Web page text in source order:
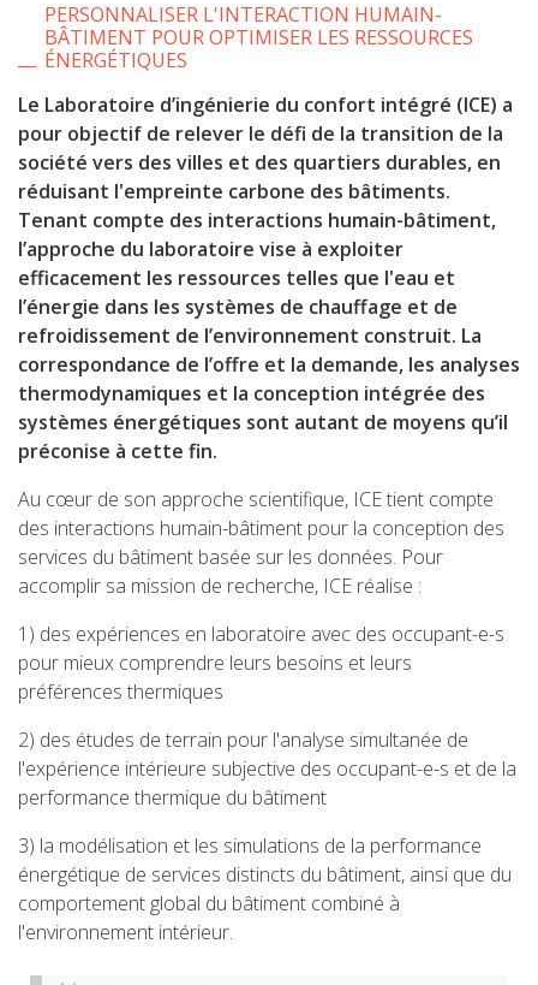
PERSONNALISER L'INTERACTION HUMAIN-
BÂTIMENT POUR OPTIMISER LES RESSOURCES
ÉNERGÉTIQUES
Le Laboratoire d’ingénierie du confort intégré (ICE) a
pour objectif de relever le défi de la transition de la
société vers des villes et des quartiers durables, en
réduisant l'empreinte carbone des bâtiments.
Tenant compte des interactions humain-bâtiment,
l’approche du laboratoire vise à exploiter
efficacement les ressources telles que l'eau et
l’énergie dans les systèmes de chauffage et de
refroidissement de l’environnement construit. La
correspondance de l’offre et la demande, les analyses
thermodynamiques et la conception intégrée des
systèmes énergétiques sont autant de moyens qu’il
préconise à cette fin.
Au cœur de son approche scientifique, ICE tient compte
des interactions humain-bâtiment pour la conception des
services du bâtiment basée sur les données. Pour
accomplir sa mission de recherche, ICE réalise :
1) des expériences en laboratoire avec des occupant-e-s
pour mieux comprendre leurs besoins et leurs
préférences thermiques
2) des études de terrain pour l'analyse simultanée de
l'expérience intérieure subjective des occupant-e-s et de la
performance thermique du bâtiment
3) la modélisation et les simulations de la performance
énergétique de services distincts du bâtiment, ainsi que du
comportement global du bâtiment combiné à
l'environnement intérieur.